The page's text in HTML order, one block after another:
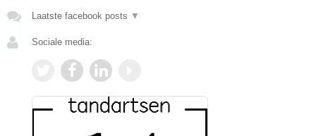
Laatste facebook posts ▼
Sociale media: